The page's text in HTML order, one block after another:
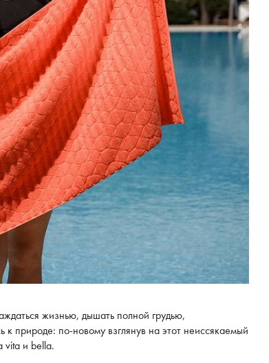
жизнью, дышать полной грудью,
к природе: по-новому взглянув на этот неиссякаемый
vita è bella.